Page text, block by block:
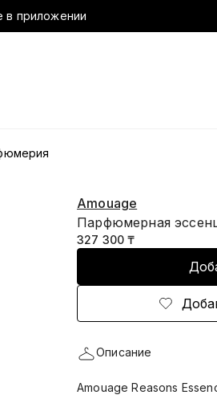
в приложении
Amouage
Парфюмерная
327 300 ₸
Описание
Amouage Reasons